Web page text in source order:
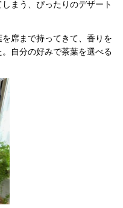
まう、ぴったりのデザート
席まで持ってきて、香りを
自分の好みで茶葉を選べる